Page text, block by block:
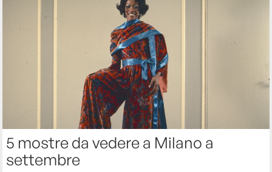
5 mostre da vedere a Milano a
settembre